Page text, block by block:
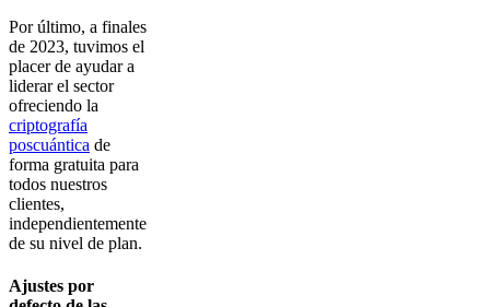
Por último, a finales
de 2023, tuvimos el
placer de ayudar a
liderar el sector
ofreciendo la
criptografía
poscuántica de
forma gratuita para
todos nuestros
clientes,
independientemente
de su nivel de plan.
Ajustes por